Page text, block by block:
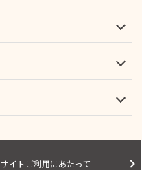
サイトご利用にあたって